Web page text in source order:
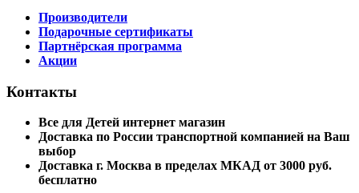
Производители
Подарочные сертификаты
Партнёрская программа
Акции
Контакты
Все для Детей интернет магазин
Доставка по России транспортной компанией на Ваш
выбор
Доставка г. Москва в пределах МКАД от 3000 руб.
бесплатно